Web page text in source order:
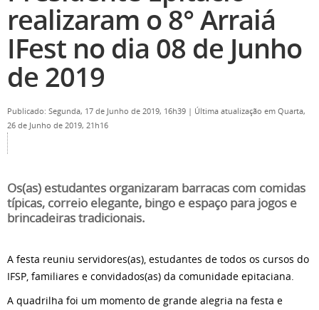
realizaram o 8° Arraiá
IFest no dia 08 de Junho
de 2019
Publicado: Segunda, 17 de Junho de 2019, 16h39 | Última atualização em Quarta,
26 de Junho de 2019, 21h16
Os(as) estudantes organizaram barracas com comidas
típicas, correio elegante, bingo e espaço para jogos e
brincadeiras tradicionais.
A festa reuniu servidores(as), estudantes de todos os cursos do
IFSP, familiares e convidados(as) da comunidade epitaciana.
A quadrilha foi um momento de grande alegria na festa e